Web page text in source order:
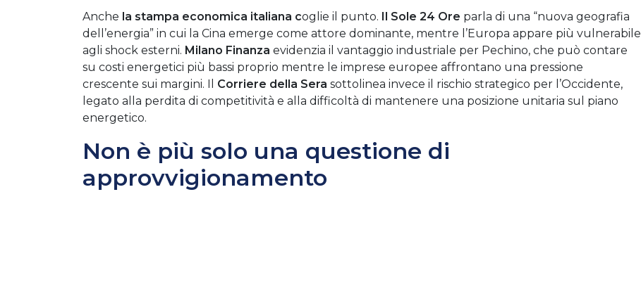
Anche la stampa economica italiana coglie il punto. Il Sole 24 Ore parla di una “nuova geografia
dell’energia” in cui la Cina emerge come attore dominante, mentre l’Europa appare più vulnerabile
agli shock esterni. Milano Finanza evidenzia il vantaggio industriale per Pechino, che può contare
su costi energetici più bassi proprio mentre le imprese europee affrontano una pressione
crescente sui margini. Il Corriere della Sera sottolinea invece il rischio strategico per l’Occidente,
legato alla perdita di competitività e alla difficoltà di mantenere una posizione unitaria sul piano
energetico.
Non è più solo una questione di
approvvigionamento